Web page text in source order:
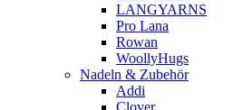
LANGYARNS
Pro Lana
Rowan
WoollyHugs
Nadeln & Zubehör
Addi
Clover